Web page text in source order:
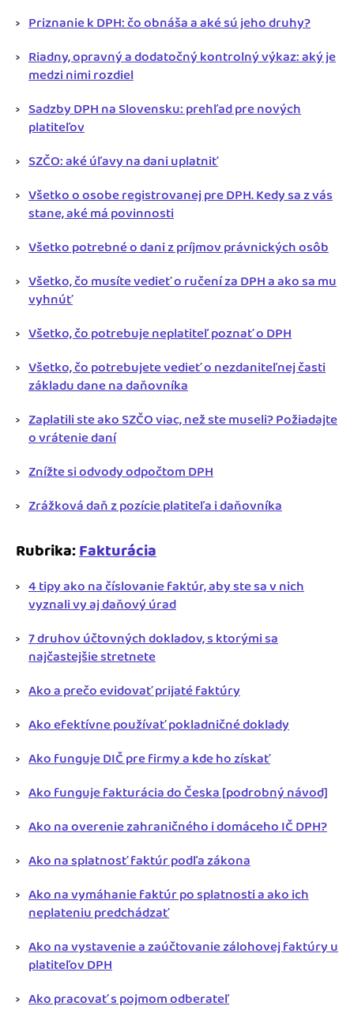
Priznanie k DPH: čo obnáša a aké sú jeho druhy?
Riadny, opravný a dodatočný kontrolný výkaz: aký je
medzi nimi rozdiel
Sadzby DPH na Slovensku: prehľad pre nových
platiteľov
SZČO: aké úľavy na dani uplatniť
Všetko o osobe registrovanej pre DPH. Kedy sa z vás
stane, aké má povinnosti
Všetko potrebné o dani z príjmov právnických osôb
Všetko, čo musíte vedieť o ručení za DPH a ako sa mu
vyhnúť
Všetko, čo potrebuje neplatiteľ poznať o DPH
Všetko, čo potrebujete vedieť o nezdaniteľnej časti
základu dane na daňovníka
Zaplatili ste ako SZČO viac, než ste museli? Požiadajte
o vrátenie daní
Znížte si odvody odpočtom DPH
Zrážková daň z pozície platiteľa i daňovníka
Rubrika:Fakturácia
4 tipy ako na číslovanie faktúr, aby ste sa v nich
vyznali vy aj daňový úrad
7 druhov účtovných dokladov, s ktorými sa
najčastejšie stretnete
Ako a prečo evidovať prijaté faktúry
Ako efektívne používať pokladničné doklady
Ako funguje DIČ pre firmy a kde ho získať
Ako funguje fakturácia do Česka [podrobný návod]
Ako na overenie zahraničného i domáceho IČ DPH?
Ako na splatnosť faktúr podľa zákona
Ako na vymáhanie faktúr po splatnosti a ako ich
neplateniu predchádzať
Ako na vystavenie a zaúčtovanie zálohovej faktúry u
platiteľov DPH
Ako pracovať s pojmom odberateľ